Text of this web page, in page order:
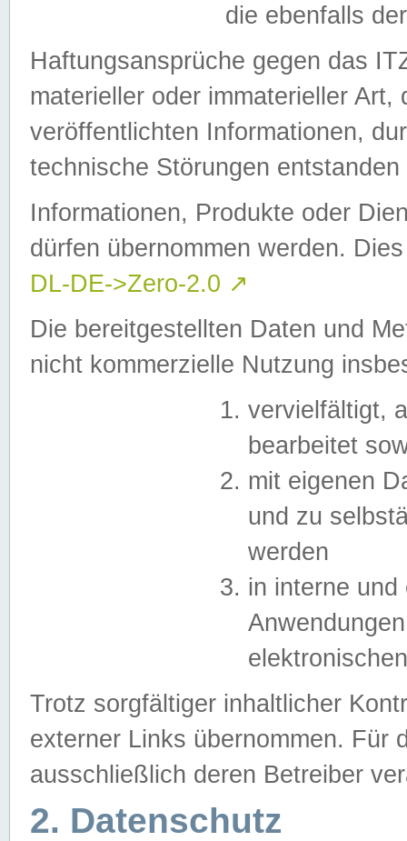
die ebenfalls
Haftungsansprüche gegen das
materieller oder immaterieller
veröffentlichten Informationen,
technische Störungen
Informationen, Produkte oder
dürfen übernommen werden.
DL-DE->Zero-2.0 ↗
Die bereitgestellten Daten und
nicht kommerzielle Nutzung
vervielfältigt,
bearbeitet
mit eigenen
und zu
werden
in interne
Trotz sorgfältiger inhaltlicher
externer Links übernommen. Für
ausschließlich deren Betreiber
2. Datenschutz